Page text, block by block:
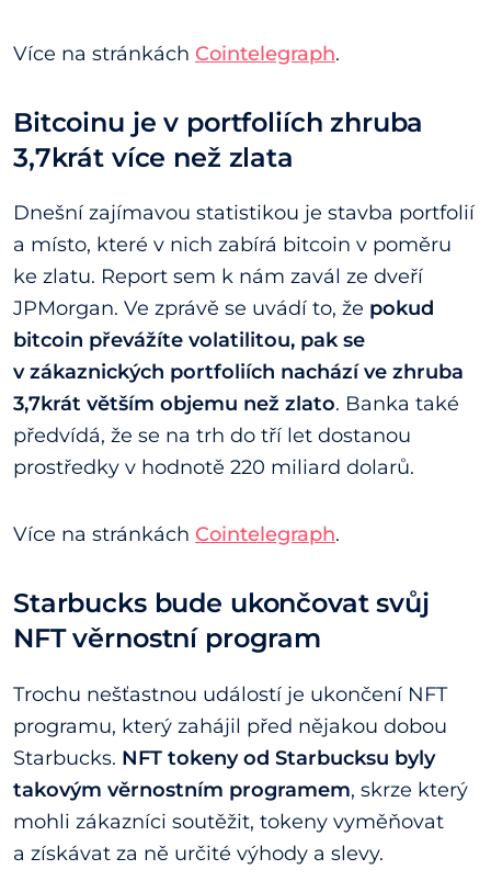
Více na stránkách Cointelegraph.
Bitcoinu je v portfoliích zhruba
3,7krát více než zlata
Dnešní zajímavou statistikou je stavba portfolií
a místo, které v nich zabírá bitcoin v poměru
ke zlatu. Report sem k nám zavál ze dveří
JPMorgan. Ve zprávě se uvádí to, že pokud
bitcoin převážíte volatilitou, pak se
v zákaznických portfoliích nachází ve zhruba
3,7krát větším objemu než zlato. Banka také
předvídá, že se na trh do tří let dostanou
prostředky v hodnotě 220 miliard dolarů.
Více na stránkách Cointelegraph.
Starbucks bude ukončovat svůj
NFT věrnostní program
Trochu nešťastnou událostí je ukončení NFT
programu, který zahájil před nějakou dobou
Starbucks. NFT tokeny od Starbucksu byly
takovým věrnostním programem, skrze který
mohli zákazníci soutěžit, tokeny vyměňovat
a získávat za ně určité výhody a slevy.